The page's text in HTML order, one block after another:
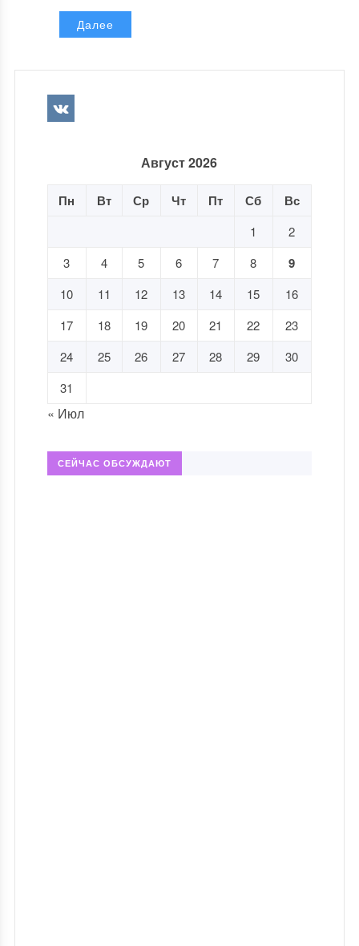
Далее
Август 2026
Пн Вт Ср Чт Пт Сб Вс
1
2
3
4 5 6 7 8 9
10 11 12 13 14 15
16
17
18 19 20 21 22
23
24
25 26 27 28 29
30
31
« Июл
СЕЙЧАС ОБСУЖДАЮТ